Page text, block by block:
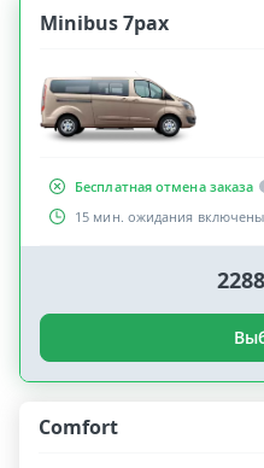
Minibus 7pax
Бесплатная отмена заказа
15 мин. ожидания включены
Comfort